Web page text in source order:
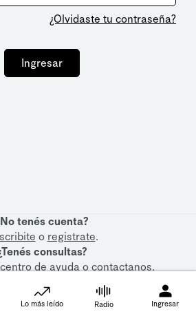
¿Olvidaste tu contraseña?
Ingresar
tenés cuenta?
o registrate.
consultas?
centro de ayudaocontactanos.
Lo más leído Radio Ingresar